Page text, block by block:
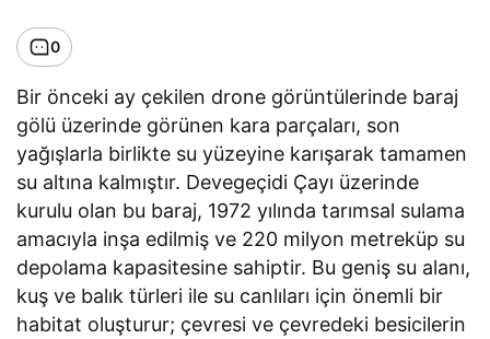
0
Bir önceki ay çekilen drone görüntülerinde baraj
gölü üzerinde görünen kara parçaları, son
yağışlarla birlikte su yüzeyine karışarak tamamen
su altına kalmıştır. Devegeçidi Çayı üzerinde
kurulu olan bu baraj, 1972 yılında tarımsal sulama
amacıyla inşa edilmiş ve 220 milyon metreküp su
depolama kapasitesine sahiptir. Bu geniş su alanı,
kuş ve balık türleri ile su canlıları için önemli bir
habitat oluşturur; çevresi ve çevredeki besicilerin